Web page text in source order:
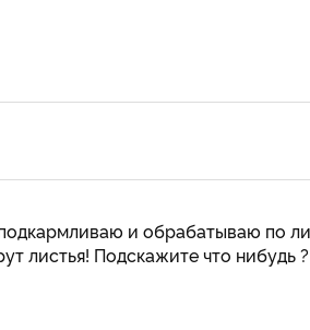
и обрабатываю по
листья! Подскажите что нибудь ?